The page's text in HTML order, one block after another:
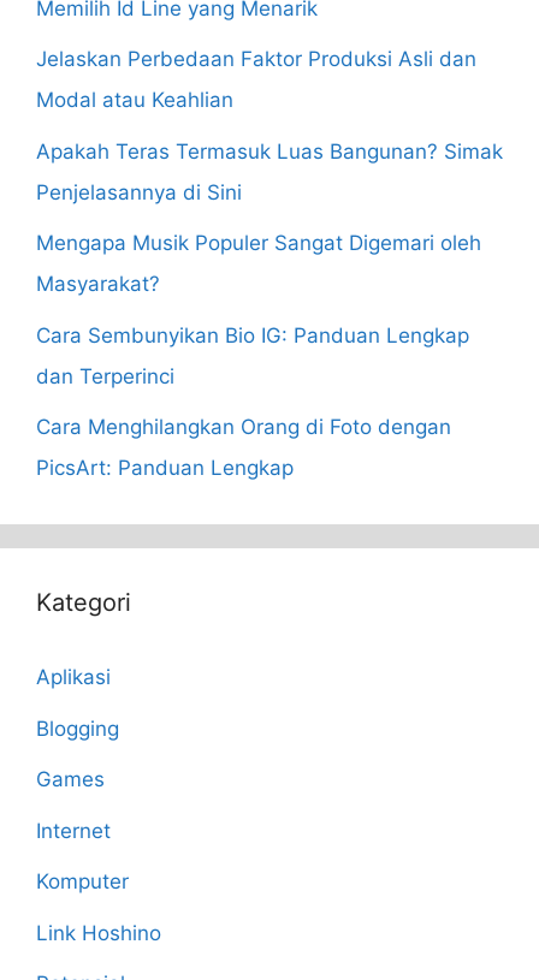
Memilih Id Line yang Menarik
Jelaskan Perbedaan Faktor Produksi Asli dan
Modal atau Keahlian
Apakah Teras Termasuk Luas Bangunan? Simak
Penjelasannya di Sini
Mengapa Musik Populer Sangat Digemari oleh
Masyarakat?
Cara Sembunyikan Bio IG: Panduan Lengkap
dan Terperinci
Cara Menghilangkan Orang di Foto dengan
PicsArt: Panduan Lengkap
Kategori
Aplikasi
Blogging
Games
Internet
Komputer
Link Hoshino